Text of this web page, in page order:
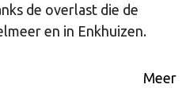
de overlast die de
en in Enkhuizen.
Meer